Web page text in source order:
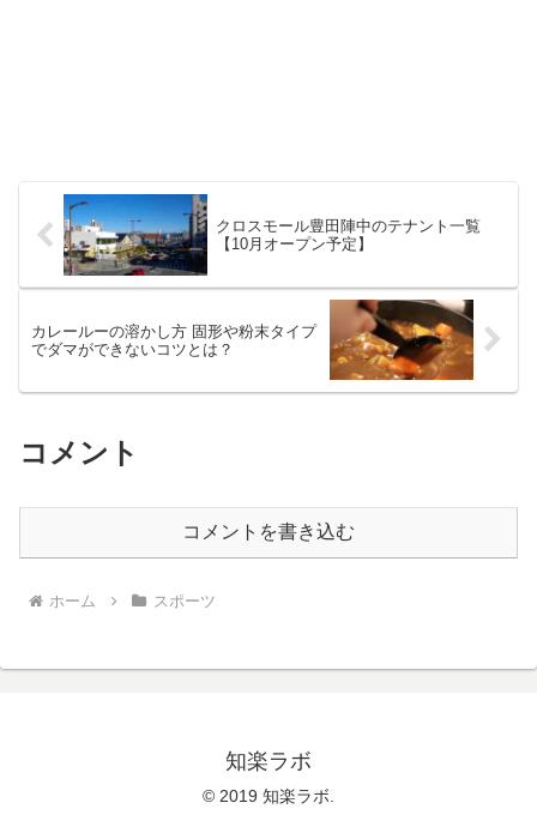
クロスモール豊田陣中のテナント一覧
【10月オープン予定】
カレールーの溶かし方 固形や粉末タイプ
でダマができないコツとは？
コメント
コメントを書き込む
ホーム スポーツ
知楽ラボ
© 2019 知楽ラボ.